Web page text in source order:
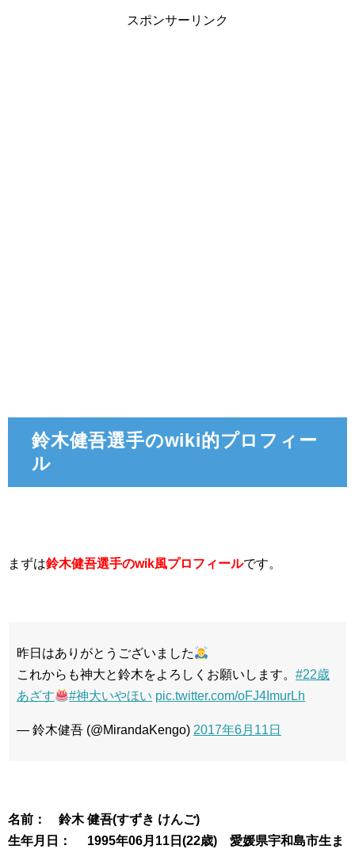
スポンサーリンク
鈴木健吾選手のwiki的プロフィー
ル
まずは鈴木健吾選手のwik風プロフィールです。
昨日はありがとうございました
これからも神大と鈴木をよろしくお願いします。 #22歳
あざす
#神大いやほい pic.twitter.com/oFJ4ImurLh
— 鈴木健吾 (@MirandaKengo) 2017年6月11日
名前： 鈴木 健吾(すずき けんご)
生年月日： 1995年06月11日(22歳) 愛媛県宇和島市生ま